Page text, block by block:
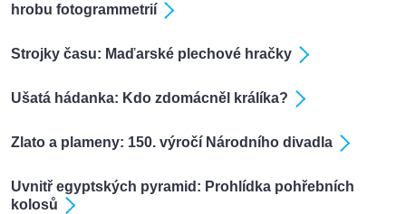
hrobu fotogrammetrií
Strojky času: Maďarské plechové hračky
Ušatá hádanka: Kdo zdomácněl králíka?
Zlato a plameny: 150. výročí Národního divadla
Uvnitř egyptských pyramid: Prohlídka pohřebních
kolosů